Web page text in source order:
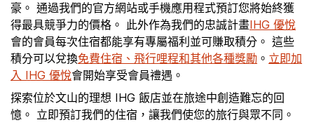
豪。 通過我們的官方網站或手機應用程式預訂您將始終獲
得最具競爭力的價格。 此外作為我們的忠誠計畫IHG 優悅
會的會員每次住宿都能享有專屬福利並可賺取積分。 這些
積分可以兌換免費住宿、飛行哩程和其他各種獎勵 。 立即加
入 IHG 優悅會開始享受會員禮遇。
探索位於文山的理想 IHG 飯店並在旅途中創造難忘的回
憶。 立即預訂我們的住宿，讓我們使您的旅行與眾不同。